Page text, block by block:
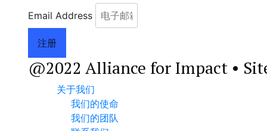
Email Address
注册
@2022 Alliance for Impact •
关于我们
我们的使命
我们的团队